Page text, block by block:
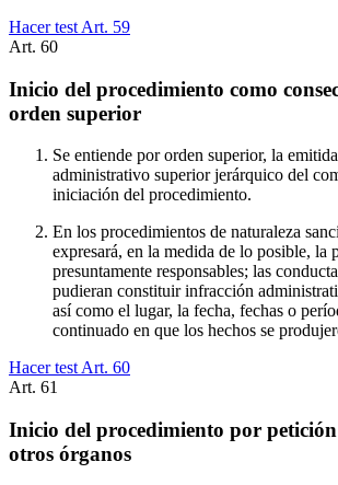
Hacer test Art. 59
Art. 60
Inicio del procedimiento como
orden superior
Se entiende por orden superior, la
administrativo superior jerárquico del
iniciación del procedimiento.
En los procedimientos de naturaleza
expresará, en la medida de lo posible, la
presuntamente responsables; las
pudieran constituir infracción
así como el lugar, la fecha, fechas o
continuado en que los hechos se
Hacer test Art. 60
Art. 61
Inicio del procedimiento por
otros órganos